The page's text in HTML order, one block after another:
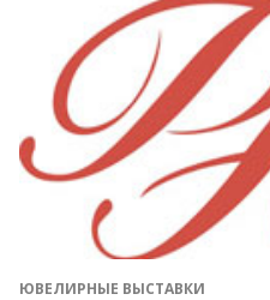
ЮВЕЛИРНЫЕ ВЫСТАВКИ